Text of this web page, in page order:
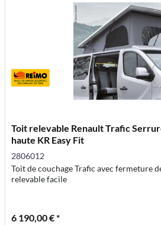
Toit relevable Renault Trafic
haute KR Easy Fit
2806012
Toit de couchage Trafic avec fermeture
relevable facile
6 190,00 € *